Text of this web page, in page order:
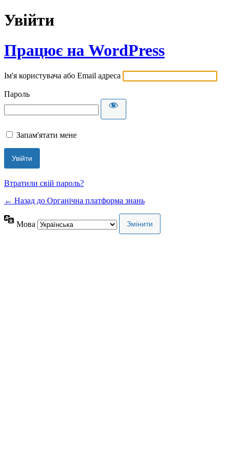
Увійти
Працює на WordPress
Ім'я користувача або Email адреса
Пароль
Запам'ятати мене
Втратили свій пароль?
← Назад до Органічна платформа знань
Мова